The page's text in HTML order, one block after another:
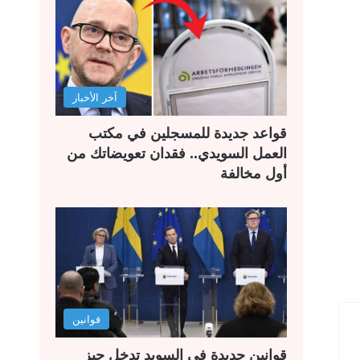
آخر الأخبار
قواعد جديدة للمسجلين في مكتب
العمل السويدي.. فقدان تعويضاتك من
أول مخالفة
قوانين
قوانين جديدة في السويد تدخل حيز